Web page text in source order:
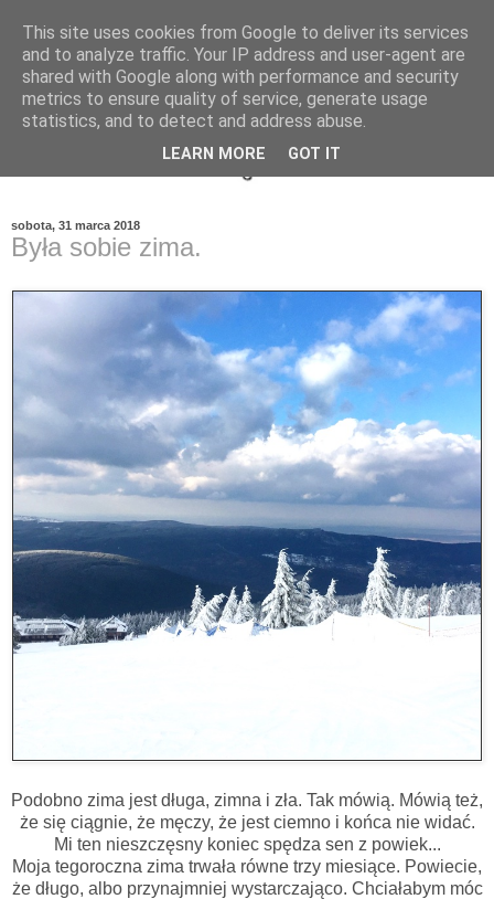
sobota, 31 marca 2018
Była sobie zima.
Podobno zima jest długa, zimna i zła. Tak mówią. Mówią też,
że się ciągnie, że męczy, że jest ciemno i końca nie widać.
Mi ten nieszczęsny koniec spędza sen z powiek...
Moja tegoroczna zima trwała równe trzy miesiące. Powiecie,
że długo, albo przynajmniej wystarczająco. Chciałabym móc
This site uses cookies from Google to deliver its services
and to analyze traffic. Your IP address and user-agent are
shared with Google along with performance and security
metrics to ensure quality of service, generate usage
statistics, and to detect and address abuse.
LEARN MORE GOT IT